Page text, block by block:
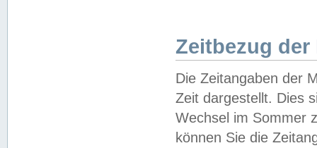
Zeitbezug der
Die Zeitangaben der
Zeit dargestellt. Dies
Wechsel im Sommer
können Sie die